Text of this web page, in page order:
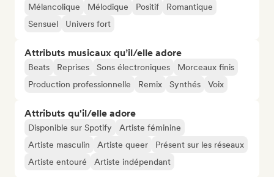
Mélancolique
Mélodique Positif
Romantique
Sensuel
Univers fort
Attributs musicaux qu’il/elle adore
Beats Reprises Sons électroniques
Morceaux finis
Production professionnelle
Remix Synthés Voix
Attributs qu'il/elle adore
Disponible sur Spotify
Artiste féminine
Artiste masculin
Artiste queer
Présent sur les réseaux
Artiste entouré
Artiste indépendant